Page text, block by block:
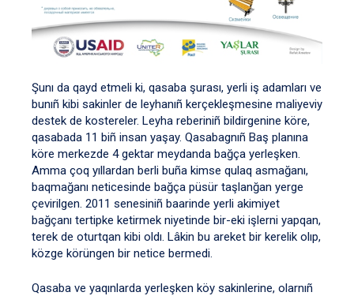
Şunı da qayd etmeli ki, qasaba şurası, yerli iş adamları ve
bunıñ kibi sakinler de leyhanıñ kerçekleşmesine maliyeviy
destek de kostereler. Leyha reberiniñ bildirgenine köre,
qasabada 11 biñ insan yaşay. Qasabagnıñ Baş planına
köre merkezde 4 gektar meydanda bağça yerleşken.
Amma çoq yıllardan berli buña kimse qulaq asmağanı,
baqmağanı neticesinde bağça püsür taşlanğan yerge
çevirilgen. 2011 senesiniñ baarinde yerli akimiyet
bağçanı tertipke ketirmek niyetinde bir-eki işlerni yapqan,
terek de oturtqan kibi oldı. Lâkin bu areket bir kerelik olıp,
közge körüngen bir netice bermedi.
Qasaba ve yaqınlarda yerleşken köy sakinlerine, olarnıñ